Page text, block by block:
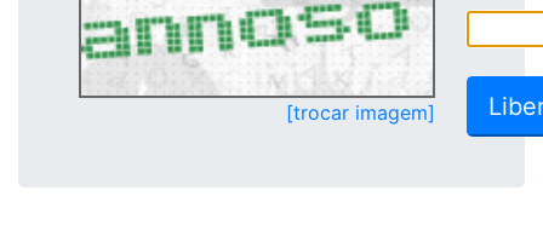
[trocar imagem]